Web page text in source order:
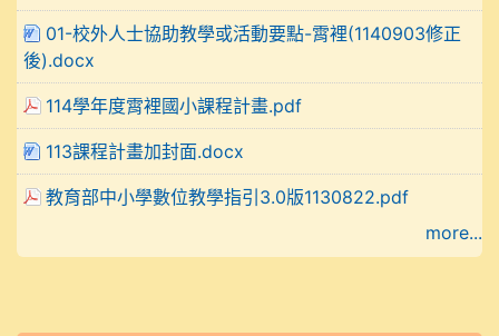
01-校外人士協助教學或活動要點-霄裡(1140903修正
後).docx
114學年度霄裡國小課程計畫.pdf
113課程計畫加封面.docx
教育部中小學數位教學指引3.0版1130822.pdf
more...